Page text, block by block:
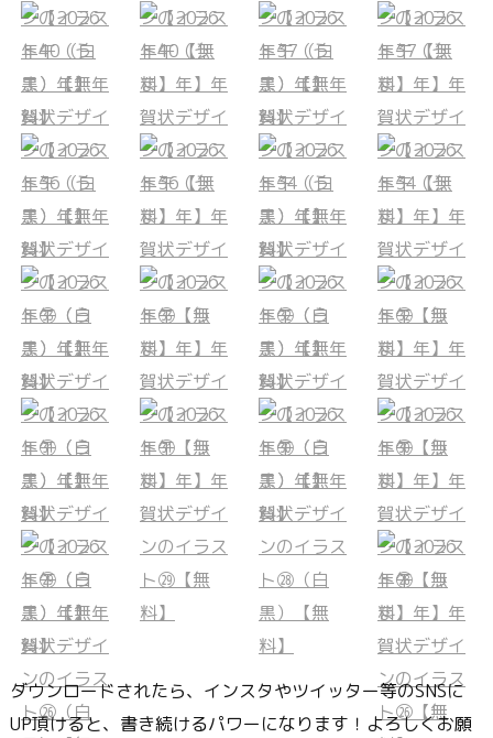
ダウンロードされたら、インスタやツイッター等のSNSに
UP頂けると、書き続けるパワーになります！よろしくお願